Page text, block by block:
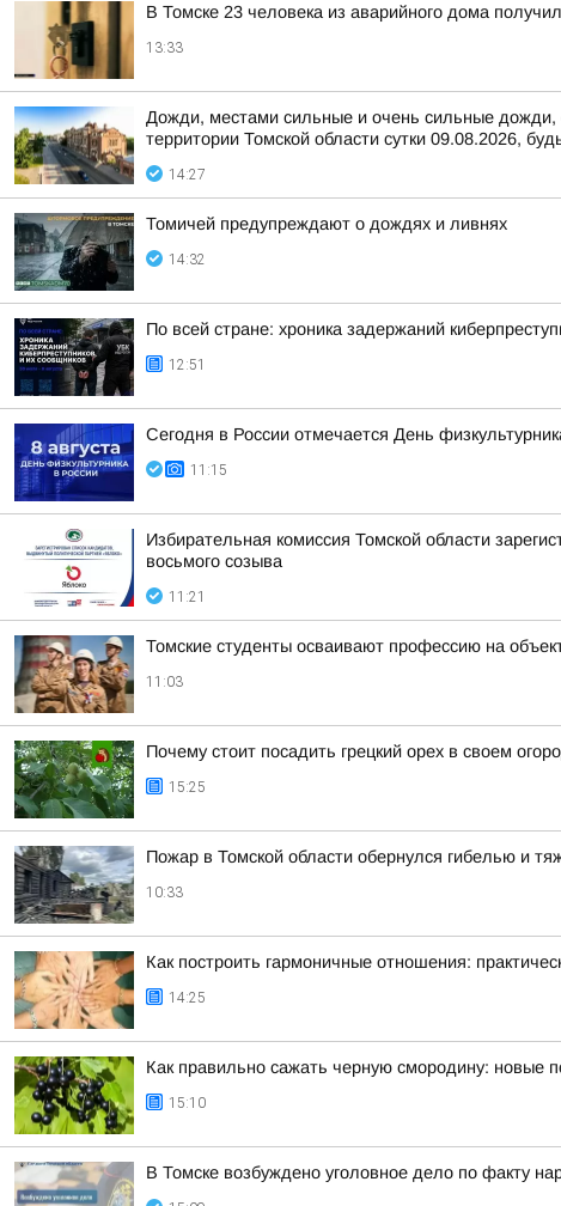
В Томске 23 человека из аварийного дома
13:33
Дожди, местами сильные и очень сильные дожди,
территории Томской области сутки 09.08.2026,
14:27
Томичей предупреждают о дождях и ливнях
14:32
По всей стране: хроника задержаний
12:51
Сегодня в России отмечается День
11:15
Избирательная комиссия Томской области
восьмого созыва
11:21
Томские студенты осваивают профессию на
11:03
Почему стоит посадить грецкий орех в своем
15:25
Пожар в Томской области обернулся гибелью и
10:33
Как построить гармоничные отношения:
14:25
Как правильно сажать черную смородину: новые
15:10
В Томске возбуждено уголовное дело по факту